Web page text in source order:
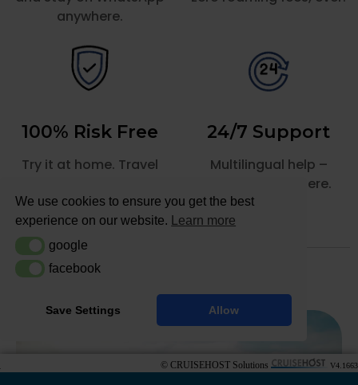
© CRUISEHOST Solutions V4.1663